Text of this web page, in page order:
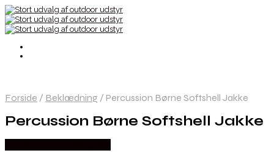
Forside / Beklædning / Percussion Børne Softshell Jakke
Percussion Børne Softshell Jakke